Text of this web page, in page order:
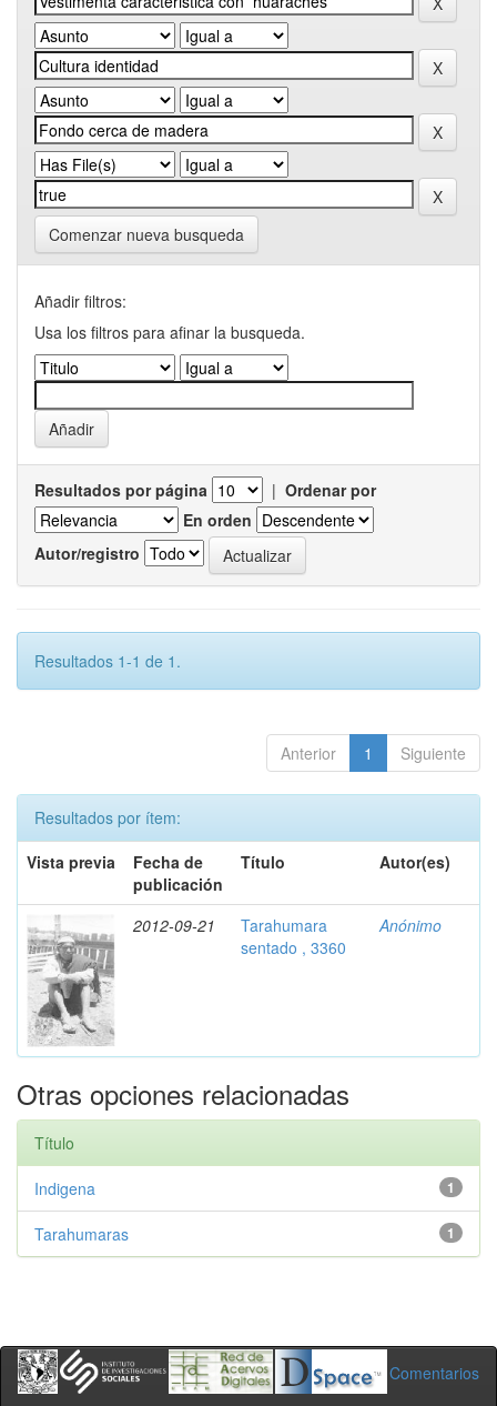
Comenzar nueva busqueda
Añadir filtros:
Usa los filtros para afinar la busqueda.
Resultados por página | Ordenar por
En orden
Autor/registro
Resultados 1-1 de 1.
Anterior 1 Siguiente
Resultados por ítem:
Vista previa
Fecha de
publicación
Título Autor(es)
2012-09-21
Tarahumara
sentado , 3360
Anónimo
Otras opciones relacionadas
Título
1
Indigena
1
Tarahumaras
Comentarios